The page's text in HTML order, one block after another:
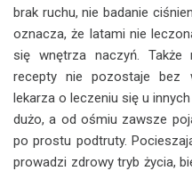
brak ruchu, nie badanie
oznacza, że latami nie
się wnętrza naczyń. Także
recepty nie pozostaje bez
lekarza o leczeniu się u
dużo, a od ośmiu zawsze
po prostu podtruty.
prowadzi zdrowy tryb życia,